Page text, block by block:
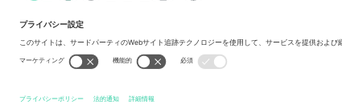
Av Chapultepec 360, Roma Norte, Cuauhtémoc,
を禁じます.